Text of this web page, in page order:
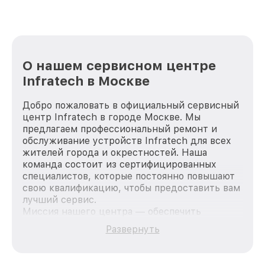
О нашем сервисном центре
Infratech в Москве
Добро пожаловать в официальный сервисный
центр Infratech в городе Москве. Мы
предлагаем профессиональный ремонт и
обслуживание устройств Infratech для всех
жителей города и окрестностей. Наша
команда состоит из сертифицированных
специалистов, которые постоянно повышают
свою квалификацию, чтобы предоставить вам
лучший сервис.
Миссия нашего центра — обеспечить
качественный и доступный ремонт для
каждого пользователя продукции Infratech,
Развернуть